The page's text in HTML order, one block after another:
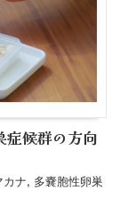
症候群の方向
カナ, 多嚢胞性卵巣